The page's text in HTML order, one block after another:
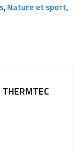
,Nature et sport,